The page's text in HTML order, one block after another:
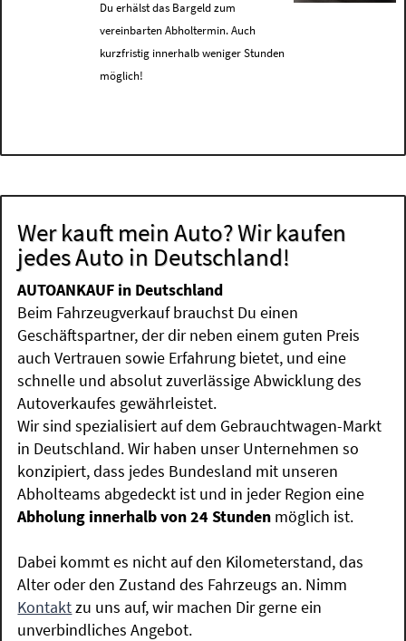
Du erhälst das Bargeld zum
vereinbarten Abholtermin. Auch
kurzfristig innerhalb weniger Stunden
möglich!
Wer kauft mein Auto? Wir kaufen
jedes Auto in Deutschland!
AUTOANKAUF in Deutschland
Beim Fahrzeugverkauf brauchst Du einen
Geschäftspartner, der dir neben einem guten Preis
auch Vertrauen sowie Erfahrung bietet, und eine
schnelle und absolut zuverlässige Abwicklung des
Autoverkaufes gewährleistet.
Wir sind spezialisiert auf dem Gebrauchtwagen-Markt
in Deutschland. Wir haben unser Unternehmen so
konzipiert, dass jedes Bundesland mit unseren
Abholteams abgedeckt ist und in jeder Region eine
Abholung innerhalb von 24 Stunden möglich ist.
Dabei kommt es nicht auf den Kilometerstand, das
Alter oder den Zustand des Fahrzeugs an. Nimm
Kontaktzu uns auf, wir machen Dir gerne ein
unverbindliches Angebot.